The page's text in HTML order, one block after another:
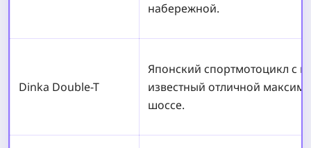
набережной.
Dinka Double-T
Японский спортмотоцикл с
известный отличной
шоссе.